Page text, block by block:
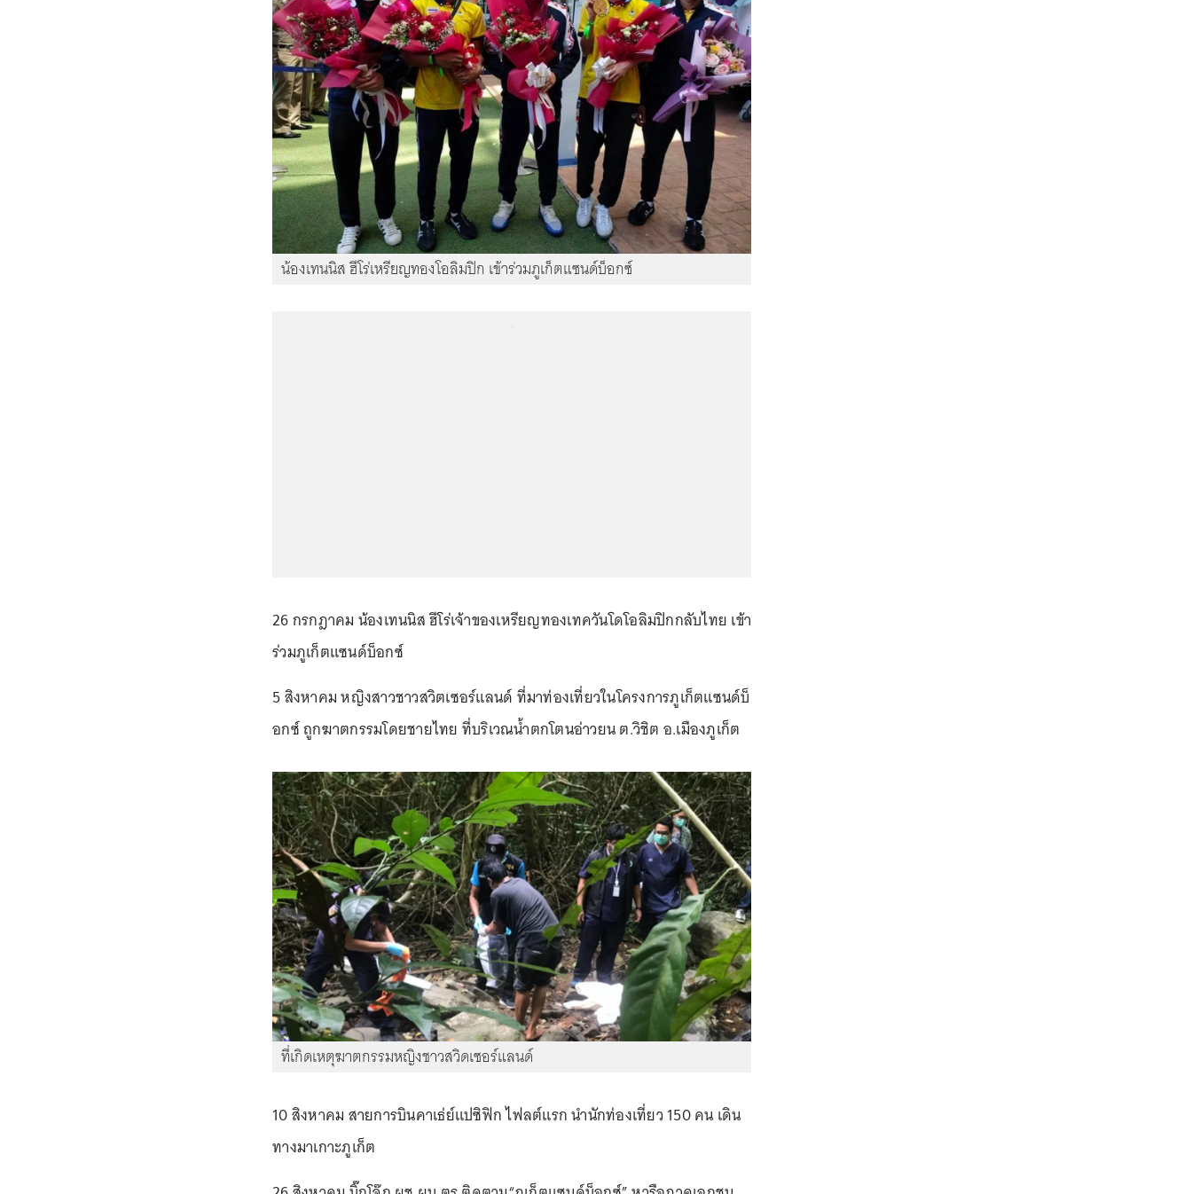
น้องเทนนิส ฮีโร่เหรียญทองโอลิมปิก เข้าร่วมภูเก็ตแซนด์บ็อกซ์
26 กรกฎาคม น้องเทนนิส ฮีโร่เจ้าของเหรียญทองเทควันโดโอลิมปิกกลับไทย เข้า
ร่วมภูเก็ตแซนด์บ็อกซ์
5 สิงหาคม หญิงสาวชาวสวิตเซอร์แลนด์ ที่มาท่องเที่ยวในโครงการภูเก็ตแซนด์บ็
อกซ์ ถูกฆาตกรรมโดยชายไทย ที่บริเวณน้ำตกโตนอ่าวยน ต.วิชิต อ.เมืองภูเก็ต
ที่เกิดเหตุฆาตกรรมหญิงชาวสวิดเซอร์แลนด์
10 สิงหาคม สายการบินคาเธ่ย์แปซิฟิก ไฟลต์แรก นำนักท่องเที่ยว 150 คน เดิน
ทางมาเกาะภูเก็ต